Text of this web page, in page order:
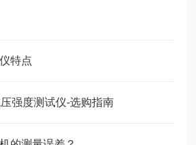
特点
强度测试仪-选购指南